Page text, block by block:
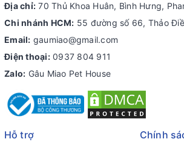
Địa chỉ: 70 Thủ Khoa Huân, Bình Hưng,
Chi nhánh HCM: 55 đường số 66, Thảo
Email: gaumiao@gmail.com
Điện thoại: 0937 804 911
Zalo: Gâu Miao Pet House
Hỗ trợ Chính